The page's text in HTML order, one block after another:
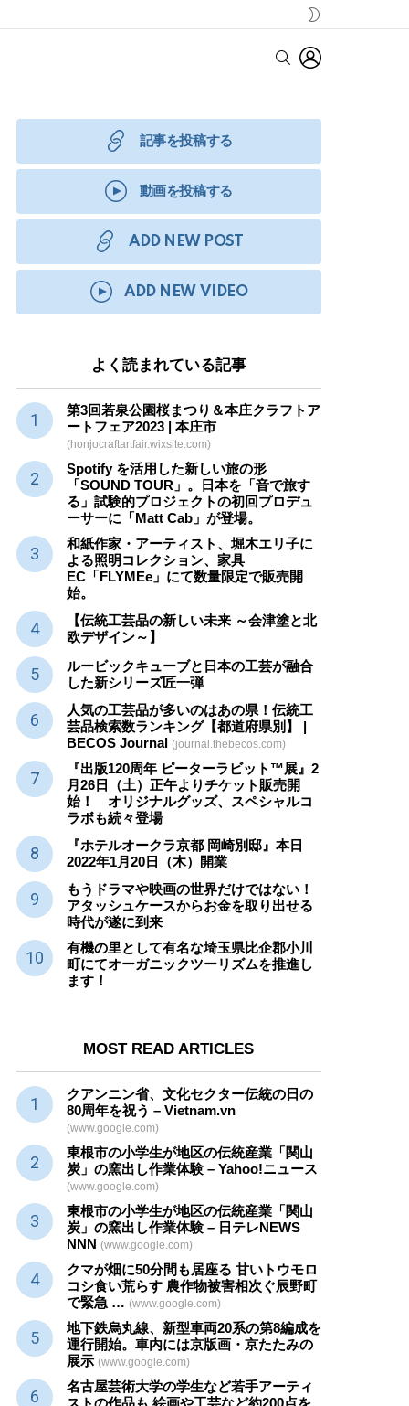
SKIN
SEARCH
記事を投稿する
動画を投稿する
ADD NEW POST
ADD NEW VIDEO
よく読まれている記事
第3回若泉公園桜まつり＆本庄クラフトア
ートフェア2023 | 本庄市
(honjocraftartfair.wixsite.com)
Spotify を活用した新しい旅の形
「SOUND TOUR」。日本を「音で旅す
る」試験的プロジェクトの初回プロデュ
ーサーに「Matt Cab」が登場。
和紙作家・アーティスト、堀木エリ子に
よる照明コレクション、家具
EC「FLYMEe」にて数量限定で販売開
始。
【伝統工芸品の新しい未来 ～会津塗と北
欧デザイン～】
ルービックキューブと日本の工芸が融合
した新シリーズ匠一弾
人気の工芸品が多いのはあの県！伝統工
芸品検索数ランキング【都道府県別】 |
BECOS Journal (journal.thebecos.com)
『出版120周年 ピーターラビット™展』2
月26日（土）正午よりチケット販売開
始！ オリジナルグッズ、スペシャルコ
ラボも続々登場
『ホテルオークラ京都 岡崎別邸』本日
2022年1月20日（木）開業
もうドラマや映画の世界だけではない！
アタッシュケースからお金を取り出せる
時代が遂に到来
有機の里として有名な埼玉県比企郡小川
町にてオーガニックツーリズムを推進し
ます！
MOST READ ARTICLES
クアンニン省、文化セクター伝統の日の
80周年を祝う – Vietnam.vn
(www.google.com)
東根市の小学生が地区の伝統産業 「関山
炭」の窯出し作業体験 – Yahoo!ニュース
(www.google.com)
東根市の小学生が地区の伝統産業 「関山
炭」の窯出し作業体験 – 日テレNEWS
NNN (www.google.com)
クマが畑に50分間も居座る 甘いトウモロ
コシ食い荒らす 農作物被害相次ぐ辰野町
で緊急 … (www.google.com)
地下鉄烏丸線、新型車両20系の第8編成を
運行開始。車内には京版画・京たたみの
展示 (www.google.com)
名古屋芸術大学の学生など若手アーティ
ストの作品も 絵画や工芸など約200点を